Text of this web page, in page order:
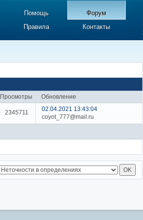
Помощь
Форум
Правила Контакты
Просмотры
Обновление
2345711
02.04.2021 13:43:04
coyot_777@mail.ru